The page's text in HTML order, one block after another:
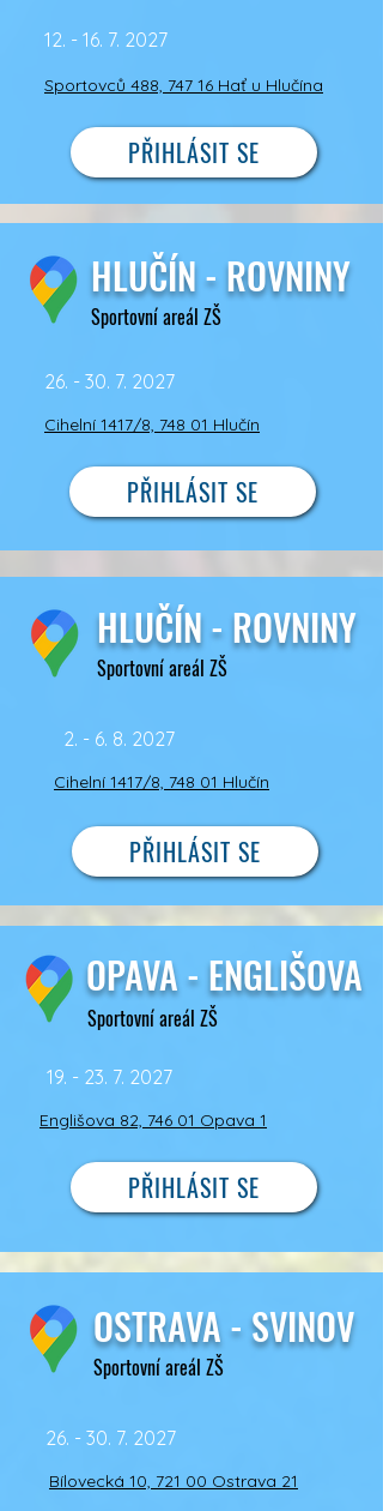
12. - 16. 7. 2027
Sportovců 488, 747 16 Hať u Hlučína
PŘIHLÁSIT SE
HLUČÍN - ROVNINY
Sportovní areál ZŠ
26. - 30. 7. 2027
Cihelní 1417/8, 748 01 Hlučín
PŘIHLÁSIT SE
Sportovní areál ZŠ
HLUČÍN - ROVNINY
2. - 6. 8. 2027
Cihelní 1417/8, 748 01 Hlučín
PŘIHLÁSIT SE
Sportovní areál ZŠ
OPAVA - ENGLIŠOVA
19. - 23. 7. 2027
Englišova 82, 746 01 Opava 1
PŘIHLÁSIT SE
Sportovní areál ZŠ
OSTRAVA - SVINOV
26. - 30. 7. 2027
Bílovecká 10, 721 00 Ostrava 21